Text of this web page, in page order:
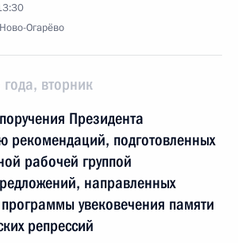
Огарёво
вторник
Президента
рекомендаций, подготовленных
рабочей группой
направленных
увековечения памяти
репрессий